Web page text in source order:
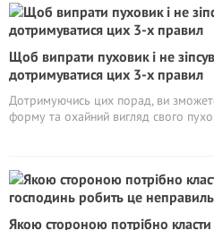
Щоб випрати пуховик і не
дотримуватися цих 3-х правил
Дотримуючись цих порад, ви
форму та охайний вигляд свого
Якою стороною потрібно класти